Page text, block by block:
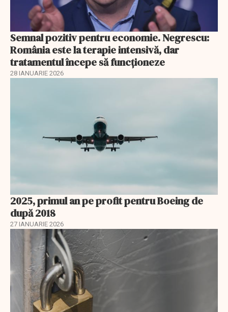
Semnal pozitiv pentru economie. Negrescu:
România este la terapie intensivă, dar
tratamentul începe să funcționeze
28 IANUARIE 2026
2025, primul an pe profit pentru Boeing de
după 2018
27 IANUARIE 2026